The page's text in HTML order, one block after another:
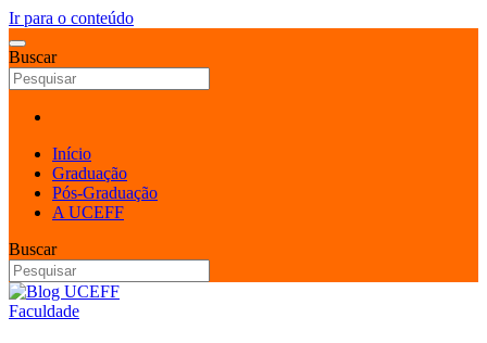
Ir para o conteúdo
Buscar
Início
Graduação
Pós-Graduação
A UCEFF
Buscar
Faculdade